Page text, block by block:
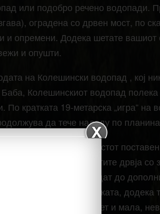
или подобро речено водопади.
оградена со дрвен мост, по
и опремени. Додека шетате вашиот
и опушти.
на Колешински водопад , кој
Колешинскиот водопад полека
кратката 19-метарска „игра“ на
да тече надолу по
ќе ви помогне мостот
сенки од густите дрвја со
дрвени скали кои водат до
застанете покрај реката, додека
летниковци за излет и мала,